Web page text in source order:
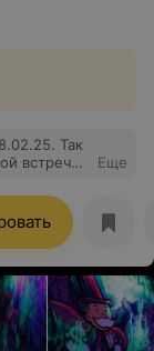
Так
встречи
на
уютная.
Еще